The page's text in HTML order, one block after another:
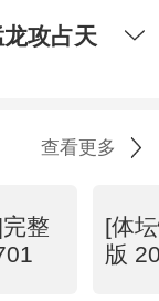
攻占天
查看更多
整
[体
版